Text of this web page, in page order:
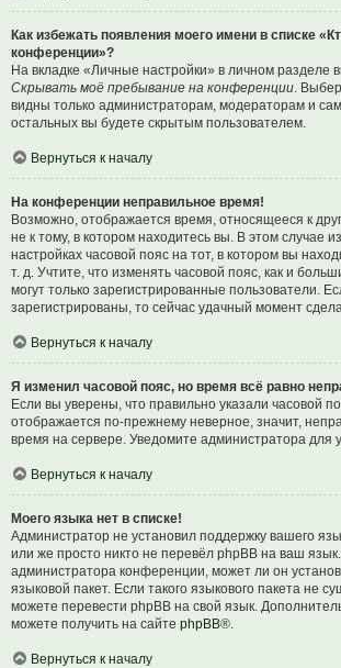
Как избежать появления моего имени в списке
конференции»?
На вкладке «Личные настройки» в личном разделе
Скрывать моё пребывание на конференции.
видны только администраторам, модераторам и
остальных вы будете скрытым пользователем.
Вернуться к началу
На конференции неправильное время!
Возможно, отображается время, относящееся к
не к тому, в котором находитесь вы. В этом случае
настройках часовой пояс на тот, в котором вы
т. д. Учтите, что изменять часовой пояс, как и
могут только зарегистрированные пользователи.
зарегистрированы, то сейчас удачный момент
Вернуться к началу
Я изменил часовой пояс, но время всё равно
Если вы уверены, что правильно указали часовой
отображается по-прежнему неверное, значит,
время на сервере. Уведомите администратора для
Вернуться к началу
Моего языка нет в списке!
Администратор не установил поддержку вашего
или же просто никто не перевёл phpBB на ваш
администратора конференции, может ли он
языковой пакет. Если такого языкового пакета не
можете перевести phpBB на свой язык.
можете получить на сайте phpBB®.
Вернуться к началу